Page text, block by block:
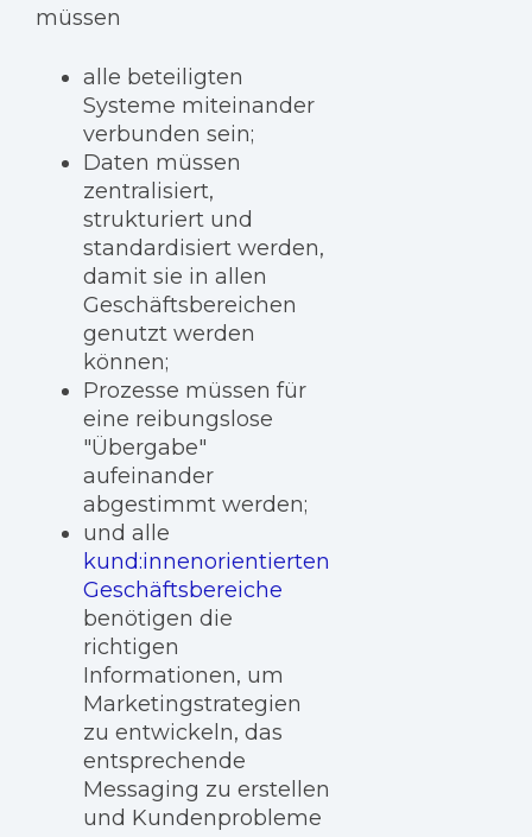
müssen
alle beteiligten
Systeme miteinander
verbunden sein;
Daten müssen
zentralisiert,
strukturiert und
standardisiert werden,
damit sie in allen
Geschäftsbereichen
genutzt werden
können;
Prozesse müssen für
eine reibungslose
"Übergabe"
aufeinander
abgestimmt werden;
und alle
kund:innenorientierten
Geschäftsbereiche
benötigen die
richtigen
Informationen, um
Marketingstrategien
zu entwickeln, das
entsprechende
Messaging zu erstellen
und Kundenprobleme